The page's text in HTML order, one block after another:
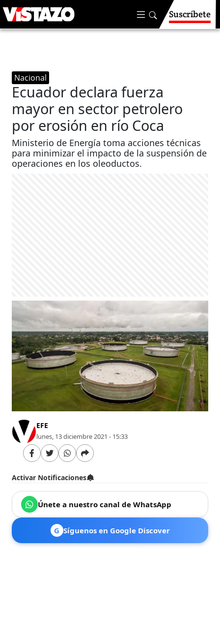
Suscríbete
Nacional
Ecuador declara fuerza
mayor en sector petrolero
por erosión en río Coca
Ministerio de Energía toma acciones técnicas
para minimizar el impacto de la suspensión de
operaciones en los oleoductos.
EFE
lunes, 13 diciembre 2021 - 15:33
Activar Notificaciones
Únete a nuestro canal de WhatsApp
G Síguenos en Google Discover